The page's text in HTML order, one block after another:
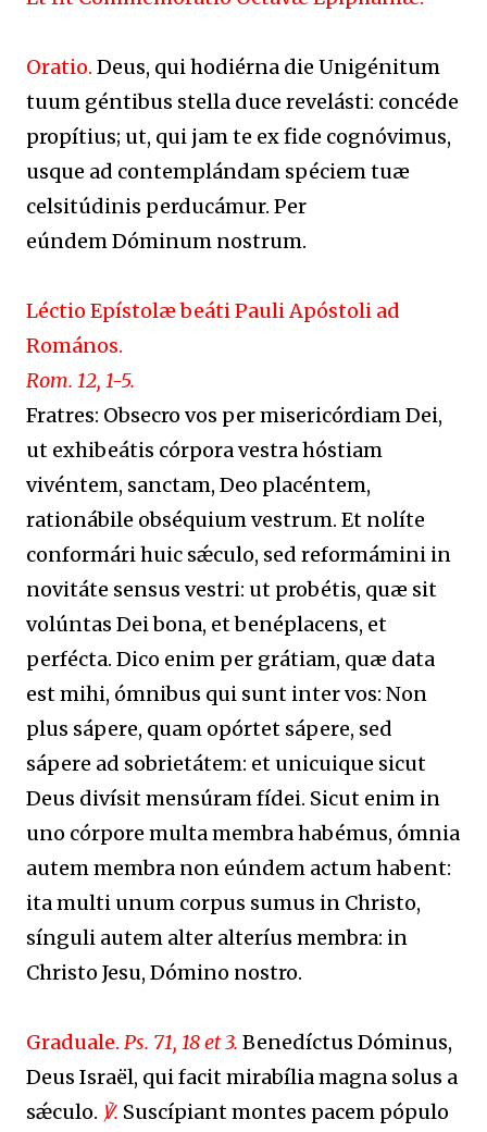
Oratio. Deus, qui hodiérna die Unigénitum
tuum géntibus stella duce revelásti: concéde
propítius; ut, qui jam te ex fide cognóvimus,
usque ad contemplándam spéciem tuæ
celsitúdinis perducámur. Per
eúndem Dóminum nostrum.
Léctio Epístolæ beáti Pauli Apóstoli ad
Romános.
Rom. 12, 1-5.
Fratres: Obsecro vos per misericórdiam Dei,
ut exhibeátis córpora vestra hóstiam
vivéntem, sanctam, Deo placéntem,
rationábile obséquium vestrum. Et nolíte
conformári huic sǽculo, sed reformámini in
novitáte sensus vestri: ut probétis, quæ sit
volúntas Dei bona, et benéplacens, et
perfécta. Dico enim per grátiam, quæ data
est mihi, ómnibus qui sunt inter vos: Non
plus sápere, quam opórtet sápere, sed
sápere ad sobrietátem: et unicuique sicut
Deus divísit mensúram fídei. Sicut enim in
uno córpore multa membra habémus, ómnia
autem membra non eúndem actum habent:
ita multi unum corpus sumus in Christo,
sínguli autem alter alteríus membra: in
Christo Jesu, Dómino nostro.
Graduale. Ps. 71, 18 et 3. Benedíctus Dóminus,
Deus Israël, qui facit mirabília magna solus a
sǽculo. ℣. Suscípiant montes pacem pópulo